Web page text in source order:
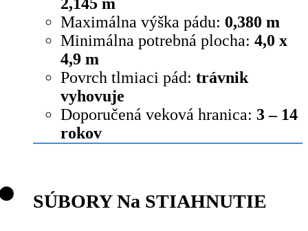
Maximálna výška pádu: 0,380 m
Minimálna potrebná plocha: 4,0 x
4,9 m
Povrch tlmiaci pád: trávnik
vyhovuje
Doporučená veková hranica: 3 – 14
rokov
SÚBORY Na STIAHNUTIE